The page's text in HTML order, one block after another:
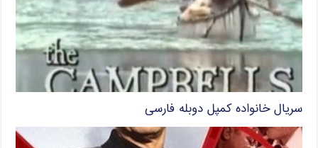
سریال خانواده کمپل دوبله فارسی